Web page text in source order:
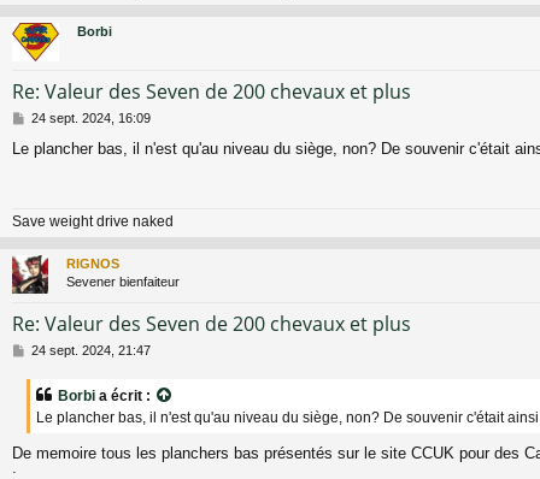
Borbi
Re: Valeur des Seven de 200 chevaux et plus
M
s
e
24 sept. 2024, 16:09
Le plancher bas, il n'est qu'au niveau du siège, non? De souvenir c'était
Save weight drive naked
RIGNOS
Sevener bienfaiteur
Re: Valeur des Seven de 200 chevaux et plus
M
e
24 sept. 2024, 21:47
Borbi a écrit :
Le plancher bas, il n'est qu'au niveau du siège, non? De souvenir c'était
De memoire tous les planchers bas présentés sur le site CCUK pour des
: